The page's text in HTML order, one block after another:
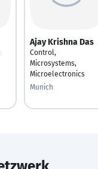
Ajay Krishna Das
Control,
Microsystems,
Microelectronics
Munich